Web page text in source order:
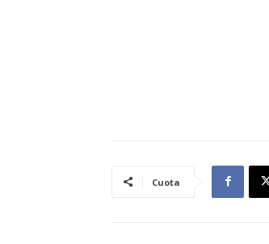
Cuota